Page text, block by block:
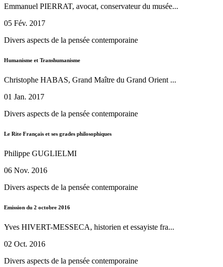
Emmanuel PIERRAT, avocat, conservateur du musée...
05 Fév. 2017
Divers aspects de la pensée contemporaine
Humanisme et Transhumanisme
Christophe HABAS, Grand Maître du Grand Orient ...
01 Jan. 2017
Divers aspects de la pensée contemporaine
Le Rite Français et ses grades philosophiques
Philippe GUGLIELMI
06 Nov. 2016
Divers aspects de la pensée contemporaine
Emission du 2 octobre 2016
Yves HIVERT-MESSECA, historien et essayiste fra...
02 Oct. 2016
Divers aspects de la pensée contemporaine